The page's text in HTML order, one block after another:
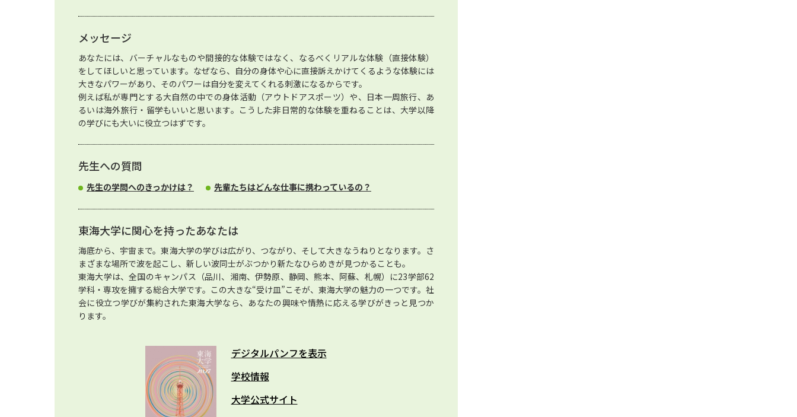
メッセージ
あなたには、バーチャルなものや間接的な体験ではなく、なるべくリアルな体験（直接体験）
をしてほしいと思っています。なぜなら、自分の身体や心に直接訴えかけてくるような体験には
大きなパワーがあり、そのパワーは自分を変えてくれる刺激になるからです。
例えば私が専門とする大自然の中での身体活動（アウトドアスポーツ）や、日本一周旅行、あ
るいは海外旅行・留学もいいと思います。こうした非日常的な体験を重ねることは、大学以降
の学びにも大いに役立つはずです。
先生への質問
先生の学問へのきっかけは？ 先輩たちはどんな仕事に携わっているの？
東海大学に関心を持ったあなたは
海底から、宇宙まで。東海大学の学びは広がり、つながり、そして大きなうねりとなります。さ
まざまな場所で波を起こし、新しい波同士がぶつかり新たなひらめきが見つかることも。
東海大学は、全国のキャンパス（品川、湘南、伊勢原、静岡、熊本、阿蘇、札幌）に23学部62
学科・専攻を擁する総合大学です。この大きな“受け皿”こそが、東海大学の魅力の一つです。社
会に役立つ学びが集約された東海大学なら、あなたの興味や情熱に応える学びがきっと見つか
ります。
デジタルパンフを表示
学校情報
大学公式サイト